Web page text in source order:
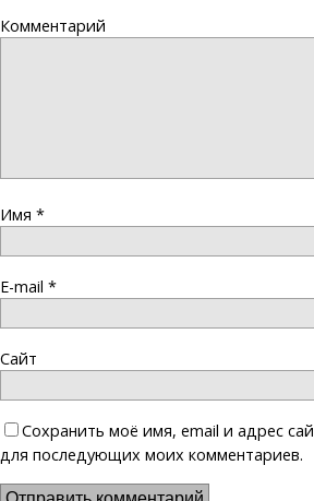
Комментарий
Имя *
E-mail *
Сайт
Сохранить моё имя, email и адрес
для последующих моих комментариев.